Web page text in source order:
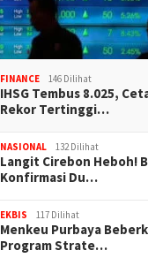
FINANCE 146 Dilihat
IHSG Tembus 8.025,
Rekor Tertinggi…
NASIONAL 132 Dilihat
Langit Cirebon Heboh!
Konfirmasi Du…
EKBIS 117 Dilihat
Menkeu Purbaya
Program Strate…